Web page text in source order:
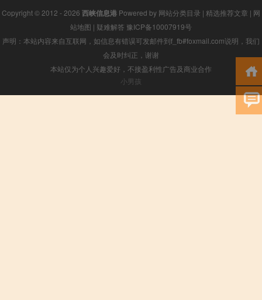
Copyright © 2012 - 2026 西峡信息港 Powered by 网站分类目录 | 精选推荐文章 | 网
站地图 | 疑难解答 豫ICP备10007919号
声明：本站内容来自互联网，如信息有错误可发邮件到f_fb#foxmail.com说明，我们
会及时纠正，谢谢
本站仅为个人兴趣爱好，不接盈利性广告及商业合作
小男孩